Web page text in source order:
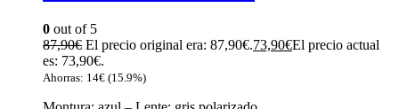
0 out of 5
87,90€ El precio original era: 87,90€.73,90€El precio actual
es: 73,90€.
Ahorras: 14€ (15.9%)